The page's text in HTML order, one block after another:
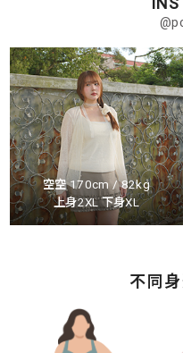
空空 170cm / 82kg
上身2XL 下身XL
不同